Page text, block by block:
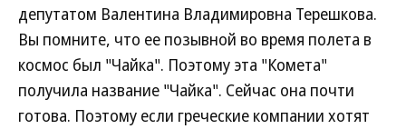
депутатом Валентина Владимировна Терешкова.
Вы помните, что ее позывной во время полета в
космос был "Чайка". Поэтому эта "Комета"
получила название "Чайка". Сейчас она почти
готова. Поэтому если греческие компании хотят